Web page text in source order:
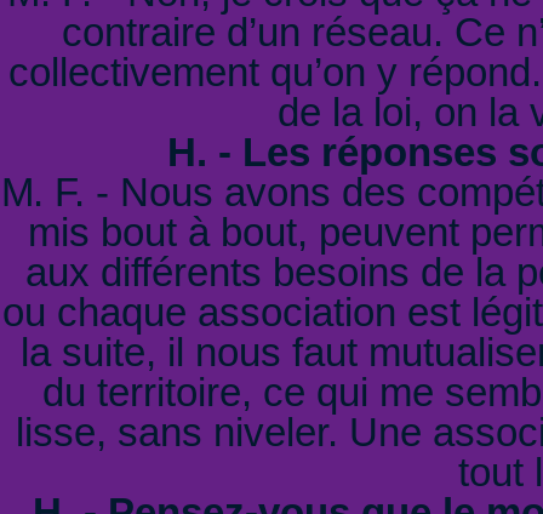
contraire d’un réseau. Ce
collectivement qu’on y
de la loi, on la
H. - Les réponses
M. F. - Nous avons des
mis bout à bout, peuvent
aux différents besoins de la
ou chaque association est
la suite, il nous faut
du territoire, ce qui me
lisse, sans niveler. Une
tout